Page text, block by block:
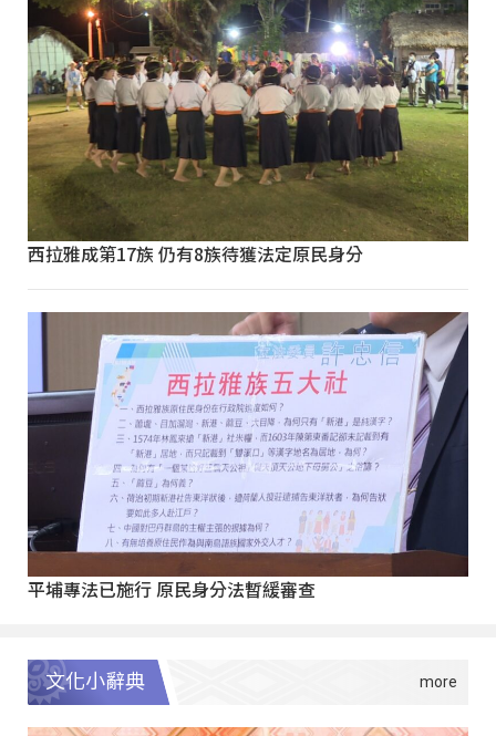
西拉雅成第17族 仍有8族待獲法定原民身分
平埔專法已施行 原民身分法暫緩審查
文化小辭典